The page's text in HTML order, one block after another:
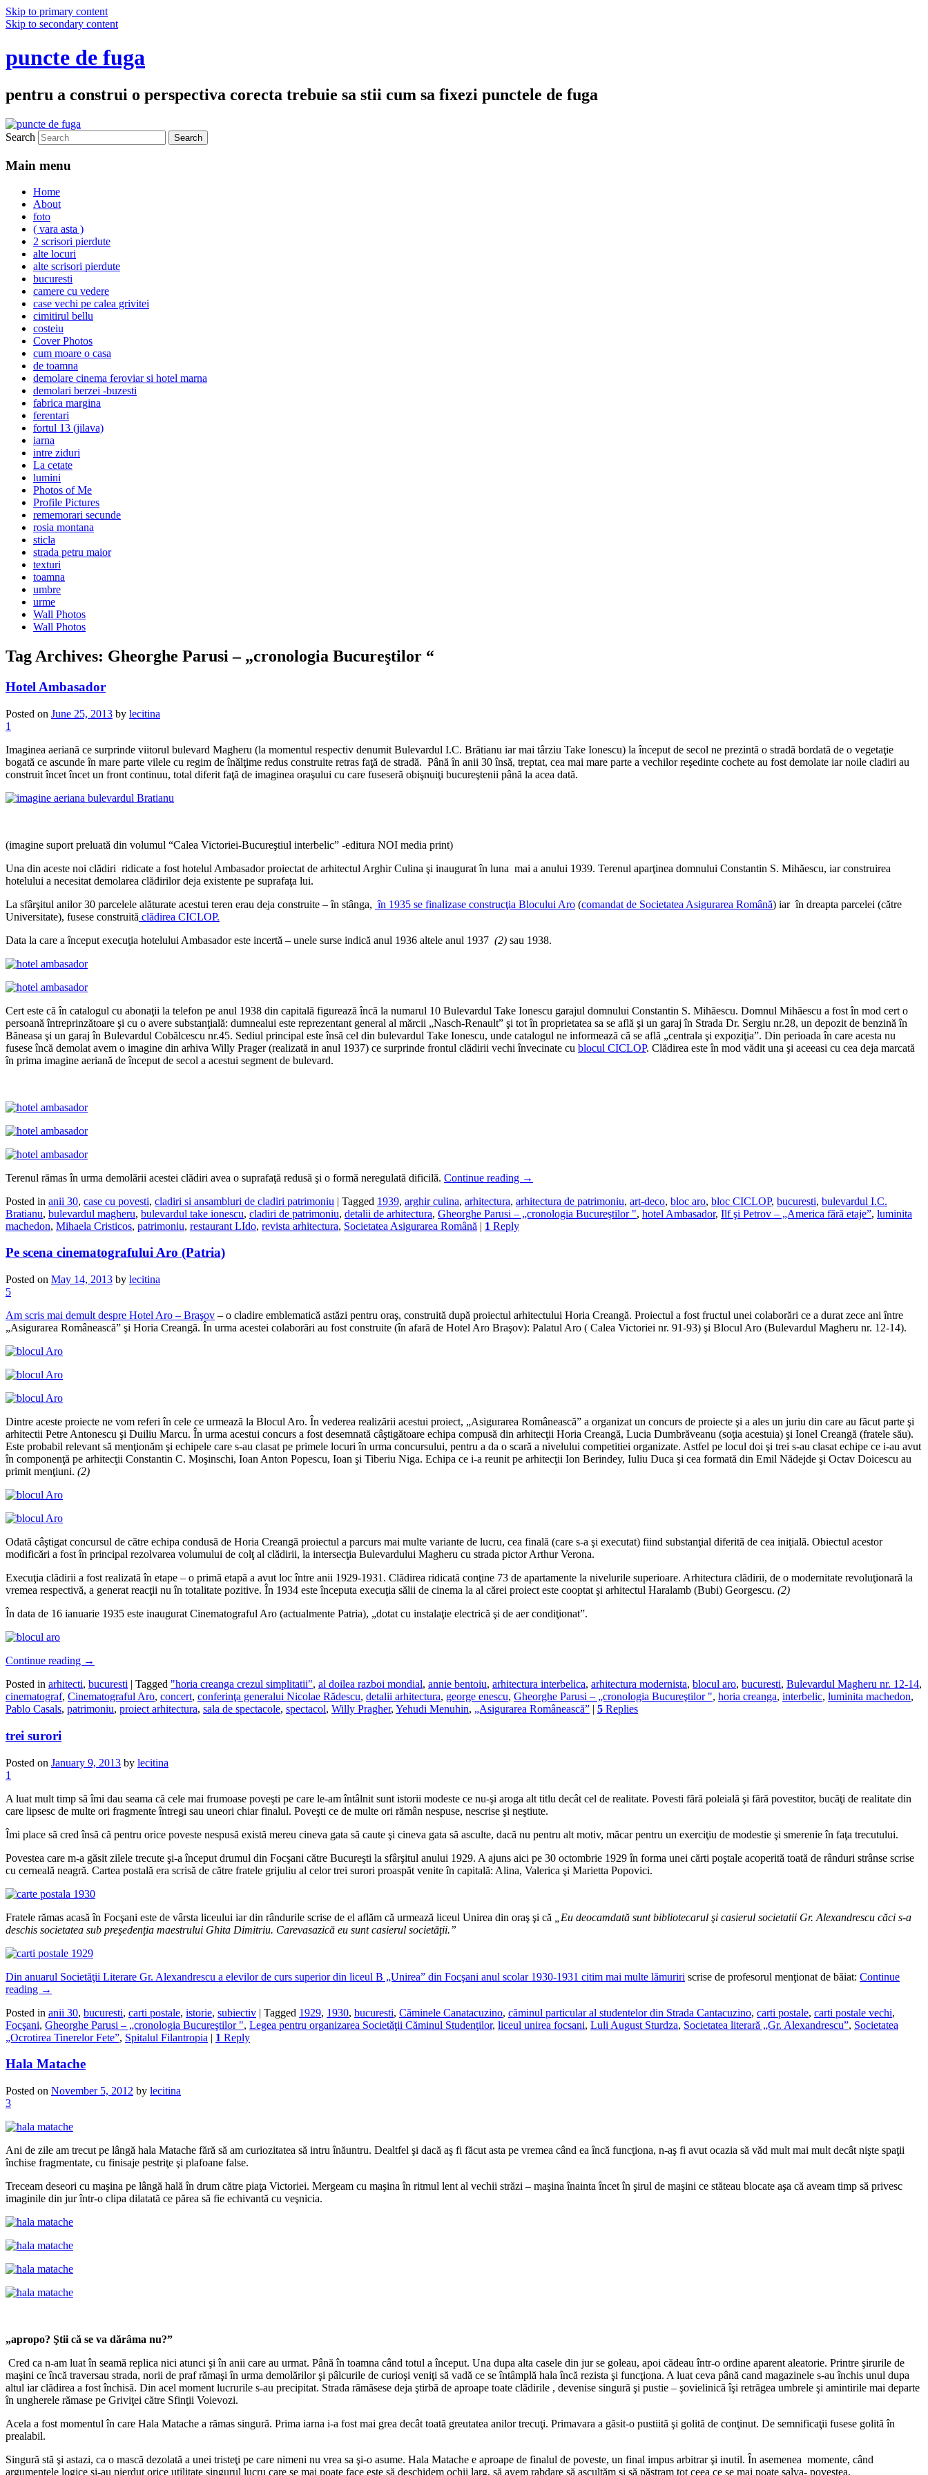
Skip to primary content
Skip to secondary content
puncte de fuga
pentru a construi o perspectiva corecta trebuie sa stii cum sa fixezi punctele de fuga
Search
Main menu
Home
About
foto
( vara asta )
2 scrisori pierdute
alte locuri
alte scrisori pierdute
bucuresti
camere cu vedere
case vechi pe calea grivitei
cimitirul bellu
costeiu
Cover Photos
cum moare o casa
de toamna
demolare cinema feroviar si hotel marna
demolari berzei -buzesti
fabrica margina
ferentari
fortul 13 (jilava)
iarna
intre ziduri
La cetate
lumini
Photos of Me
Profile Pictures
rememorari secunde
rosia montana
sticla
strada petru maior
texturi
toamna
umbre
urme
Wall Photos
Wall Photos
Tag Archives: Gheorghe Parusi – „cronologia Bucureştilor “
Hotel Ambasador
Posted on June 25, 2013 by lecitina
1
Imaginea aeriană ce surprinde viitorul bulevard Magheru (la momentul respectiv denumit Bulevardul I.C. Brătianu iar mai târziu Take Ionescu) la început de secol ne prezintă o stradă bordată de o vegetaţie
bogată ce ascunde în mare parte vilele cu regim de înălţime redus construite retras faţă de stradă. Până în anii 30 însă, treptat, cea mai mare parte a vechilor reşedinte cochete au fost demolate iar noile cladiri au
construit încet încet un front continuu, total diferit faţă de imaginea oraşului cu care fuseseră obişnuiţi bucureştenii până la acea dată.
(imagine suport preluată din volumul “Calea Victoriei-Bucureştiul interbelic” -editura NOI media print)
Una din aceste noi clădiri ridicate a fost hotelul Ambasador proiectat de arhitectul Arghir Culina şi inaugurat în luna mai a anului 1939. Terenul aparţinea domnului Constantin S. Mihăescu, iar construirea
hotelului a necesitat demolarea clădirilor deja existente pe suprafaţa lui.
La sfârşitul anilor 30 parcelele alăturate acestui teren erau deja construite – în stânga, în 1935 se finalizase construcţia Blocului Aro (comandat de Societatea Asigurarea Română) iar în dreapta parcelei (către
Universitate), fusese construită clădirea CICLOP.
Data la care a început execuţia hotelului Ambasador este incertă – unele surse indică anul 1936 altele anul 1937 (2) sau 1938.
Cert este că în catalogul cu abonaţii la telefon pe anul 1938 din capitală figurează încă la numarul 10 Bulevardul Take Ionescu garajul domnului Constantin S. Mihăescu. Domnul Mihăescu a fost în mod cert o
persoană întreprinzătoare şi cu o avere substanţială: dumnealui este reprezentant general al mărcii „Nasch-Renault” şi tot în proprietatea sa se află şi un garaj în Strada Dr. Sergiu nr.28, un depozit de benzină în
Băneasa şi un garaj în Bulevardul Cobălcescu nr.45. Sediul principal este însă cel din bulevardul Take Ionescu, unde catalogul ne informează că se află „centrala şi expoziţia”. Din perioada în care acesta nu
fusese încă demolat avem o imagine din arhiva Willy Prager (realizată in anul 1937) ce surprinde frontul clădirii vechi învecinate cu blocul CICLOP. Clădirea este în mod vădit una şi aceeasi cu cea deja marcată
în prima imagine aeriană de început de secol a acestui segment de bulevard.
Terenul rămas în urma demolării acestei clădiri avea o suprafaţă redusă şi o formă neregulată dificilă. Continue reading →
Posted in anii 30, case cu povesti, cladiri si ansambluri de cladiri patrimoniu | Tagged 1939, arghir culina, arhitectura, arhitectura de patrimoniu, art-deco, bloc aro, bloc CICLOP, bucuresti, bulevardul I.C.
Bratianu, bulevardul magheru, bulevardul take ionescu, cladiri de patrimoniu, detalii de arhitectura, Gheorghe Parusi – „cronologia Bucureştilor ", hotel Ambasador, Ilf şi Petrov – „America fără etaje”, luminita
machedon, Mihaela Cristicos, patrimoniu, restaurant LIdo, revista arhitectura, Societatea Asigurarea Română | 1 Reply
Pe scena cinematografului Aro (Patria)
Posted on May 14, 2013 by lecitina
5
Am scris mai demult despre Hotel Aro – Braşov – o cladire emblematică astăzi pentru oraş, construită după proiectul arhitectului Horia Creangă. Proiectul a fost fructul unei colaborări ce a durat zece ani între
„Asigurarea Românească” şi Horia Creangă. În urma acestei colaborări au fost construite (în afară de Hotel Aro Braşov): Palatul Aro ( Calea Victoriei nr. 91-93) şi Blocul Aro (Bulevardul Magheru nr. 12-14).
Dintre aceste proiecte ne vom referi în cele ce urmează la Blocul Aro. În vederea realizării acestui proiect, „Asigurarea Românească” a organizat un concurs de proiecte şi a ales un juriu din care au făcut parte şi
arhitectii Petre Antonescu şi Duiliu Marcu. În urma acestui concurs a fost desemnată câştigătoare echipa compusă din arhitecţii Horia Creangă, Lucia Dumbrăveanu (soţia acestuia) şi Ionel Creangă (fratele său).
Este probabil relevant să menţionăm şi echipele care s-au clasat pe primele locuri în urma concursului, pentru a da o scară a nivelului competitiei organizate. Astfel pe locul doi şi trei s-au clasat echipe ce i-au avut
în componenţă pe arhitecţii Constantin C. Moşinschi, Ioan Anton Popescu, Ioan şi Tiberiu Niga. Echipa ce i-a reunit pe arhitecţii Ion Berindey, Iuliu Duca şi cea formată din Emil Nădejde şi Octav Doicescu au
primit menţiuni. (2)
Odată câştigat concursul de către echipa condusă de Horia Creangă proiectul a parcurs mai multe variante de lucru, cea finală (care s-a şi executat) fiind substanţial diferită de cea iniţială. Obiectul acestor
modificări a fost în principal rezolvarea volumului de colţ al clădirii, la intersecţia Bulevardului Magheru cu strada pictor Arthur Verona.
Execuţia clădirii a fost realizată în etape – o primă etapă a avut loc între anii 1929-1931. Clădirea ridicată conţine 73 de apartamente la nivelurile superioare. Arhitectura clădirii, de o modernitate revoluţionară la
vremea respectivă, a generat reacţii nu în totalitate pozitive. În 1934 este începuta execuţia sălii de cinema la al cărei proiect este cooptat şi arhitectul Haralamb (Bubi) Georgescu. (2)
În data de 16 ianuarie 1935 este inaugurat Cinematograful Aro (actualmente Patria), „dotat cu instalaţie electrică şi de aer condiţionat”.
Continue reading →
Posted in arhitecti, bucuresti | Tagged "horia creanga crezul simplitatii", al doilea razboi mondial, annie bentoiu, arhitectura interbelica, arhitectura modernista, blocul aro, bucuresti, Bulevardul Magheru nr. 12-14,
cinematograf, Cinematograful Aro, concert, conferinţa generalui Nicolae Rădescu, detalii arhitectura, george enescu, Gheorghe Parusi – „cronologia Bucureştilor ", horia creanga, interbelic, luminita machedon,
Pablo Casals, patrimoniu, proiect arhitectura, sala de spectacole, spectacol, Willy Pragher, Yehudi Menuhin, „Asigurarea Românească” | 5 Replies
trei surori
Posted on January 9, 2013 by lecitina
1
A luat mult timp să îmi dau seama că cele mai frumoase poveşti pe care le-am întâlnit sunt istorii modeste ce nu-şi aroga alt titlu decât cel de realitate. Povesti fără poleială şi fără povestitor, bucăţi de realitate din
care lipsesc de multe ori fragmente întregi sau uneori chiar finalul. Poveşti ce de multe ori rămân nespuse, nescrise şi neştiute.
Îmi place să cred însă că pentru orice poveste nespusă există mereu cineva gata să caute şi cineva gata să asculte, dacă nu pentru alt motiv, măcar pentru un exerciţiu de modestie şi smerenie în faţa trecutului.
Povestea care m-a găsit zilele trecute şi-a început drumul din Focşani către Bucureşti la sfârşitul anului 1929. A ajuns aici pe 30 octombrie 1929 în forma unei cărti poştale acoperită toată de rânduri strânse scrise
cu cerneală neagră. Cartea postală era scrisă de către fratele grijuliu al celor trei surori proaspăt venite în capitală: Alina, Valerica şi Marietta Popovici.
Fratele rămas acasă în Focşani este de vârsta liceului iar din rândurile scrise de el aflăm că urmează liceul Unirea din oraş şi că „Eu deocamdată sunt bibliotecarul şi casierul societatii Gr. Alexandrescu căci s-a
deschis societatea sub preşedenţia maestrului Ghita Dimitriu. Carevasazică eu sunt casierul societăţii.”
Din anuarul Societăţii Literare Gr. Alexandrescu a elevilor de curs superior din liceul B „Unirea” din Focşani anul scolar 1930-1931 citim mai multe lămuriri scrise de profesorul menţionat de băiat: Continue
reading →
Posted in anii 30, bucuresti, carti postale, istorie, subiectiv | Tagged 1929, 1930, bucuresti, Căminele Canatacuzino, căminul particular al studentelor din Strada Cantacuzino, carti postale, carti postale vechi,
Focşani, Gheorghe Parusi – „cronologia Bucureştilor ", Legea pentru organizarea Societăţii Căminul Studenţilor, liceul unirea focsani, Luli August Sturdza, Societatea literară „Gr. Alexandrescu”, Societatea
„Ocrotirea Tinerelor Fete”, Spitalul Filantropia | 1 Reply
Hala Matache
Posted on November 5, 2012 by lecitina
3
Ani de zile am trecut pe lângă hala Matache fără să am curiozitatea să intru înăuntru. Dealtfel şi dacă aş fi făcut asta pe vremea când ea încă funcţiona, n-aş fi avut ocazia să văd mult mai mult decât nişte spaţii
închise fragmentate, cu finisaje pestriţe şi plafoane false.
Treceam deseori cu maşina pe lângă hală în drum către piaţa Victoriei. Mergeam cu maşina în ritmul lent al vechii străzi – maşina înainta încet în şirul de maşini ce stăteau blocate aşa că aveam timp să privesc
imaginile din jur într-o clipa dilatată ce părea să fie echivantă cu veşnicia.
„apropo? Ştii că se va dărâma nu?”
Cred ca n-am luat în seamă replica nici atunci şi în anii care au urmat. Până în toamna când totul a început. Una dupa alta casele din jur se goleau, apoi cădeau într-o ordine aparent aleatorie. Printre şirurile de
maşini ce încă traversau strada, norii de praf rămaşi în urma demolărilor şi pâlcurile de curioşi veniţi să vadă ce se întâmplă hala încă rezista şi funcţiona. A luat ceva până cand magazinele s-au închis unul dupa
altul iar clădirea a fost închisă. Din acel moment lucrurile s-au precipitat. Strada rămăsese deja ştirbă de aproape toate clădirile , devenise singură şi pustie – şovielinică îşi retrăgea umbrele şi amintirile mai departe
în ungherele rămase pe Griviţei către Sfinţii Voievozi.
Acela a fost momentul în care Hala Matache a rămas singură. Prima iarna i-a fost mai grea decât toată greutatea anilor trecuţi. Primavara a găsit-o pustiită şi golită de conţinut. De semnificaţii fusese golită în
prealabil.
Singură stă şi astazi, ca o mască dezolată a unei tristeţi pe care nimeni nu vrea sa şi-o asume. Hala Matache e aproape de finalul de poveste, un final impus arbitrar şi inutil. În asemenea momente, când
argumentele logice şi-au pierdut orice utilitate singurul lucru care se mai poate face este să deschidem ochii larg, să avem rabdare să ascultăm şi să păstram tot ceea ce se mai poate salva- povestea.